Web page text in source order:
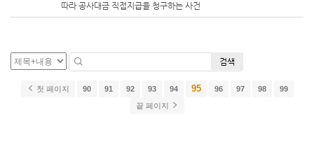
따라 공사대금 직접지급을 청구하는 사건
검색
첫 페이지 90 91 92 93 94 95 96 97 98
99
끝 페이지